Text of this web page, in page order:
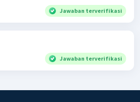
Jawaban terverifikasi
Jawaban terverifikasi